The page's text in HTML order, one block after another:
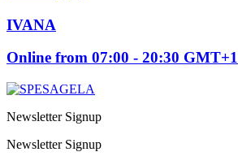
IVANA
Online from 07:00 - 20:30 GMT+1
Newsletter Signup
Newsletter Signup